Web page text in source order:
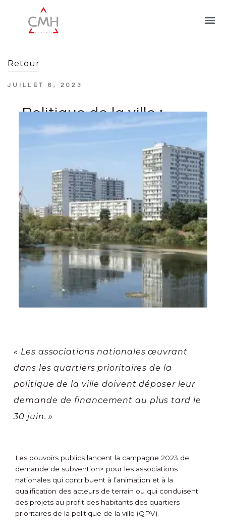
Retour
JUILLET 6, 2023
Politique de la ville :
financement 2023 des
associations nationales
« Les associations nationales œuvrant
dans les quartiers prioritaires de la
politique de la ville doivent déposer leur
demande de financement au plus tard le
30 juin. »
Les pouvoirs publics lancent la campagne 2023 de
demande de subvention> pour les associations
nationales qui contribuent à l’animation et à la
qualification des acteurs de terrain ou qui conduisent
des projets au profit des habitants des quartiers
prioritaires de la politique de la ville (QPV).